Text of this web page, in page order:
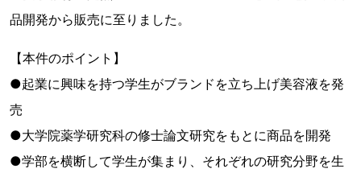
品開発から販売に至りました。
【本件のポイント】
●起業に興味を持つ学生がブランドを立ち上げ美容液を発
売
●大学院薬学研究科の修士論文研究をもとに商品を開発
●学部を横断して学生が集まり、それぞれの研究分野を生